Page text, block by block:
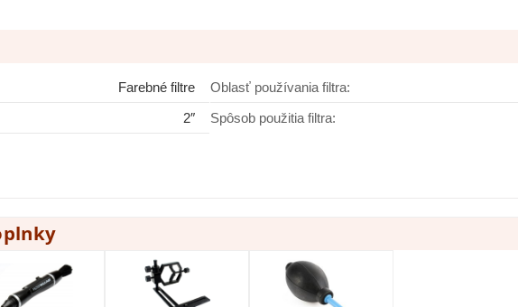
Farebné filtre
2″
Oblasť používania filtra:
Spôsob použitia filtra: